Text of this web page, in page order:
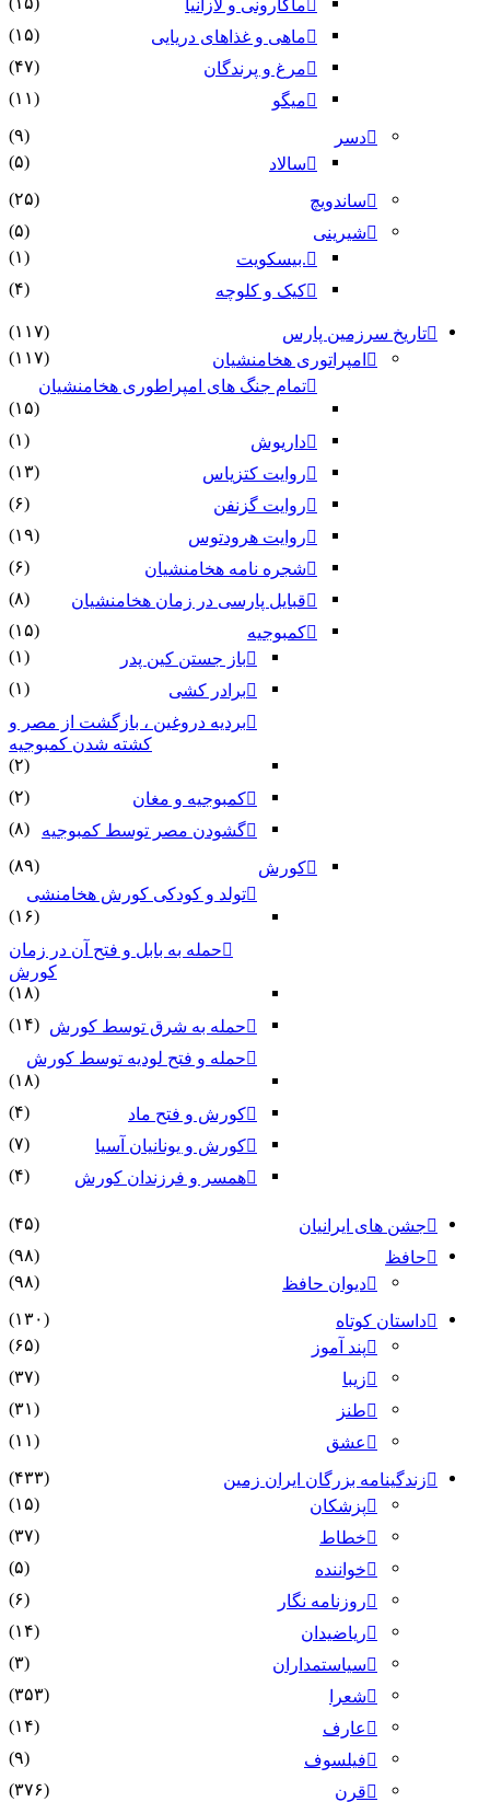
ماکارونی و لازانیا
ماهی و غذاهای دریایی
(۱۵)
مرغ و پرندگان
(۴۷)
میگو
(۱۱)
دسر
(۹)
سالاد
(۵)
ساندویچ
(۲۵)
شیرینی
(۵)
.بیسکویت
(۱)
کیک و کلوچه
(۴)
تاریخ سرزمین پارس
(۱۱۷)
امپراتوری هخامنشیان
(۱۱۷)
تمام جنگ های امپراطوری هخامنشیان
(۱۵)
داریوش
(۱)
روایت کتزیاس
(۱۳)
روایت گزنفن
(۶)
روایت هرودتوس
(۱۹)
شجره نامه هخامنشیان
(۶)
قبایل پارسی در زمان هخامنشیان
(۸)
کمبوجیه
(۱۵)
باز جستن کین پدر
(۱)
برادر کشی
(۱)
بردیه دروغین ، بازگشت از مصر و
کشته شدن کمبوجیه
(۲)
کمبوجیه و مغان
(۲)
گشودن مصر توسط کمبوجیه
(۸)
کورش
(۸۹)
تولد و کودکی کورش هخامنشی
(۱۶)
حمله به بابل و فتح آن در زمان
کورش
(۱۸)
حمله به شرق توسط کورش (۱۴)
حمله و فتح لودیه توسط کورش
(۱۸)
کورش و فتح ماد
(۴)
کورش و یونانیان آسیا
(۷)
همسر و فرزندان کورش
(۴)
جشن های ایرانیان
(۴۵)
حافظ
(۹۸)
دیوان حافظ
(۹۸)
داستان کوتاه
(۱۳۰)
پند آموز
(۶۵)
زیبا
(۳۷)
طنز
(۳۱)
عشق
(۱۱)
زندگینامه بزرگان ایران زمین
(۴۳۳)
پزشکان
(۱۵)
خطاط
(۳۷)
خواننده
(۵)
روزنامه نگار
(۶)
ریاضیدان
(۱۴)
سیاستمداران
(۳)
شعرا
(۳۵۳)
عارف
(۱۴)
فیلسوف
(۹)
قرن
(۳۷۶)